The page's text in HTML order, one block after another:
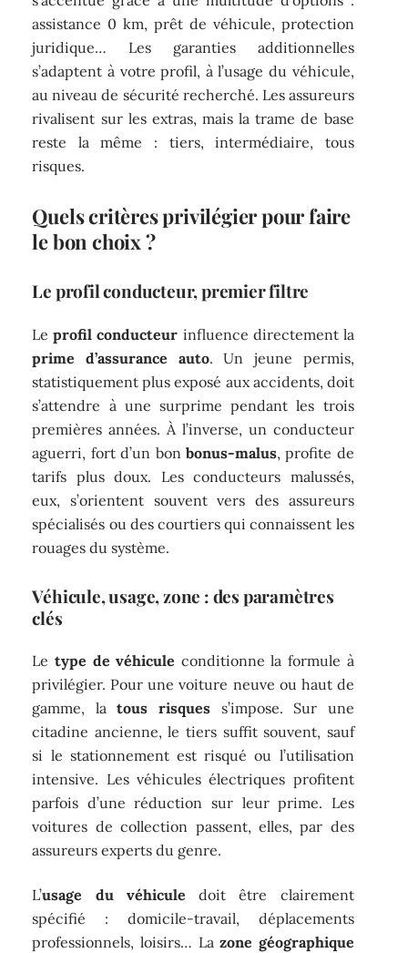
assistance 0 km, prêt de véhicule, protection
juridique… Les garanties additionnelles
s’adaptent à votre profil, à l’usage du véhicule,
au niveau de sécurité recherché. Les assureurs
rivalisent sur les extras, mais la trame de base
reste la même : tiers, intermédiaire, tous
risques.
Quels critères privilégier pour faire
le bon choix ?
Le profil conducteur, premier filtre
Leprofil conducteur influence directement la
prime d’assurance auto. Un jeune permis,
statistiquement plus exposé aux accidents, doit
s’attendre à une surprime pendant les trois
premières années. À l’inverse, un conducteur
aguerri, fort d’un bon bonus-malus, profite de
tarifs plus doux. Les conducteurs malussés,
eux, s’orientent souvent vers des assureurs
spécialisés ou des courtiers qui connaissent les
rouages du système.
Véhicule, usage, zone : des paramètres
clés
Le type de véhicule conditionne la formule à
privilégier. Pour une voiture neuve ou haut de
gamme, latous risques s’impose. Sur une
citadine ancienne, le tiers suffit souvent, sauf
si le stationnement est risqué ou l’utilisation
intensive. Les véhicules électriques profitent
parfois d’une réduction sur leur prime. Les
voitures de collection passent, elles, par des
assureurs experts du genre.
L’usage du véhicule doit être clairement
spécifié : domicile-travail, déplacements
professionnels, loisirs… Lazone géographique